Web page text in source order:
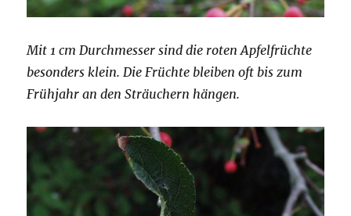
Mit 1 cm Durchmesser sind die roten Apfelfrüchte
besonders klein. Die Früchte bleiben oft bis zum
Frühjahr an den Sträuchern hängen.